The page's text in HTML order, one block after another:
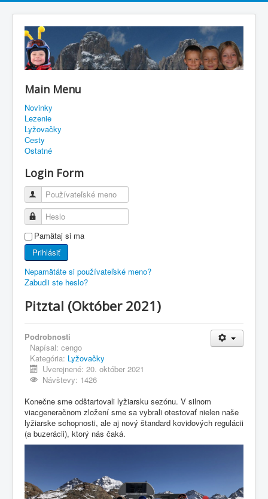
Main Menu
Novinky
Lezenie
Lyžovačky
Cesty
Ostatné
Login Form
Používateľské meno
Heslo
Pamätaj si ma
Prihlásiť
Nepamätáte si používateľské meno?
Zabudli ste heslo?
Pitztal (Október 2021)
Podrobnosti
Napísal: cengo
Kategória: Lyžovačky
Uverejnené: 20. október 2021
Návštevy: 1426
Konečne sme odštartovali lyžiarsku sezónu. V silnom
viacgeneračnom zložení sme sa vybrali otestovať nielen naše
lyžiarske schopnosti, ale aj nový štandard kovidových regulácii
(a buzerácii), ktorý nás čaká.